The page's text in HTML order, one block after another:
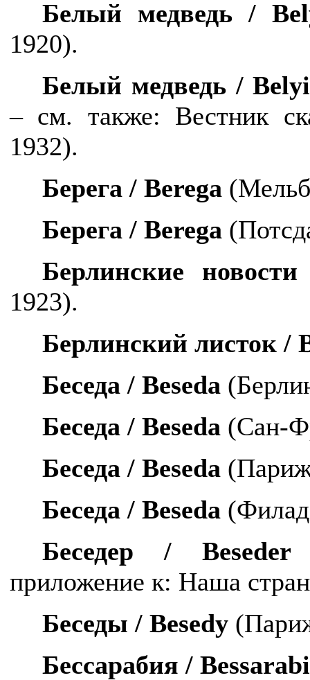
Белый медведь /
1920).
Белый медведь /Belyi
– см. также: Вестник
1932).
Берега /Berega
Берега /Berega
Берлинские
1923).
Берлинский листок /
Беседа /Beseda
Беседа /Beseda (Сан-
Беседа /Beseda
Беседа /Beseda
Беседер /Beseder
приложение к: Наша
Беседы /Besedy
Бессарабия /